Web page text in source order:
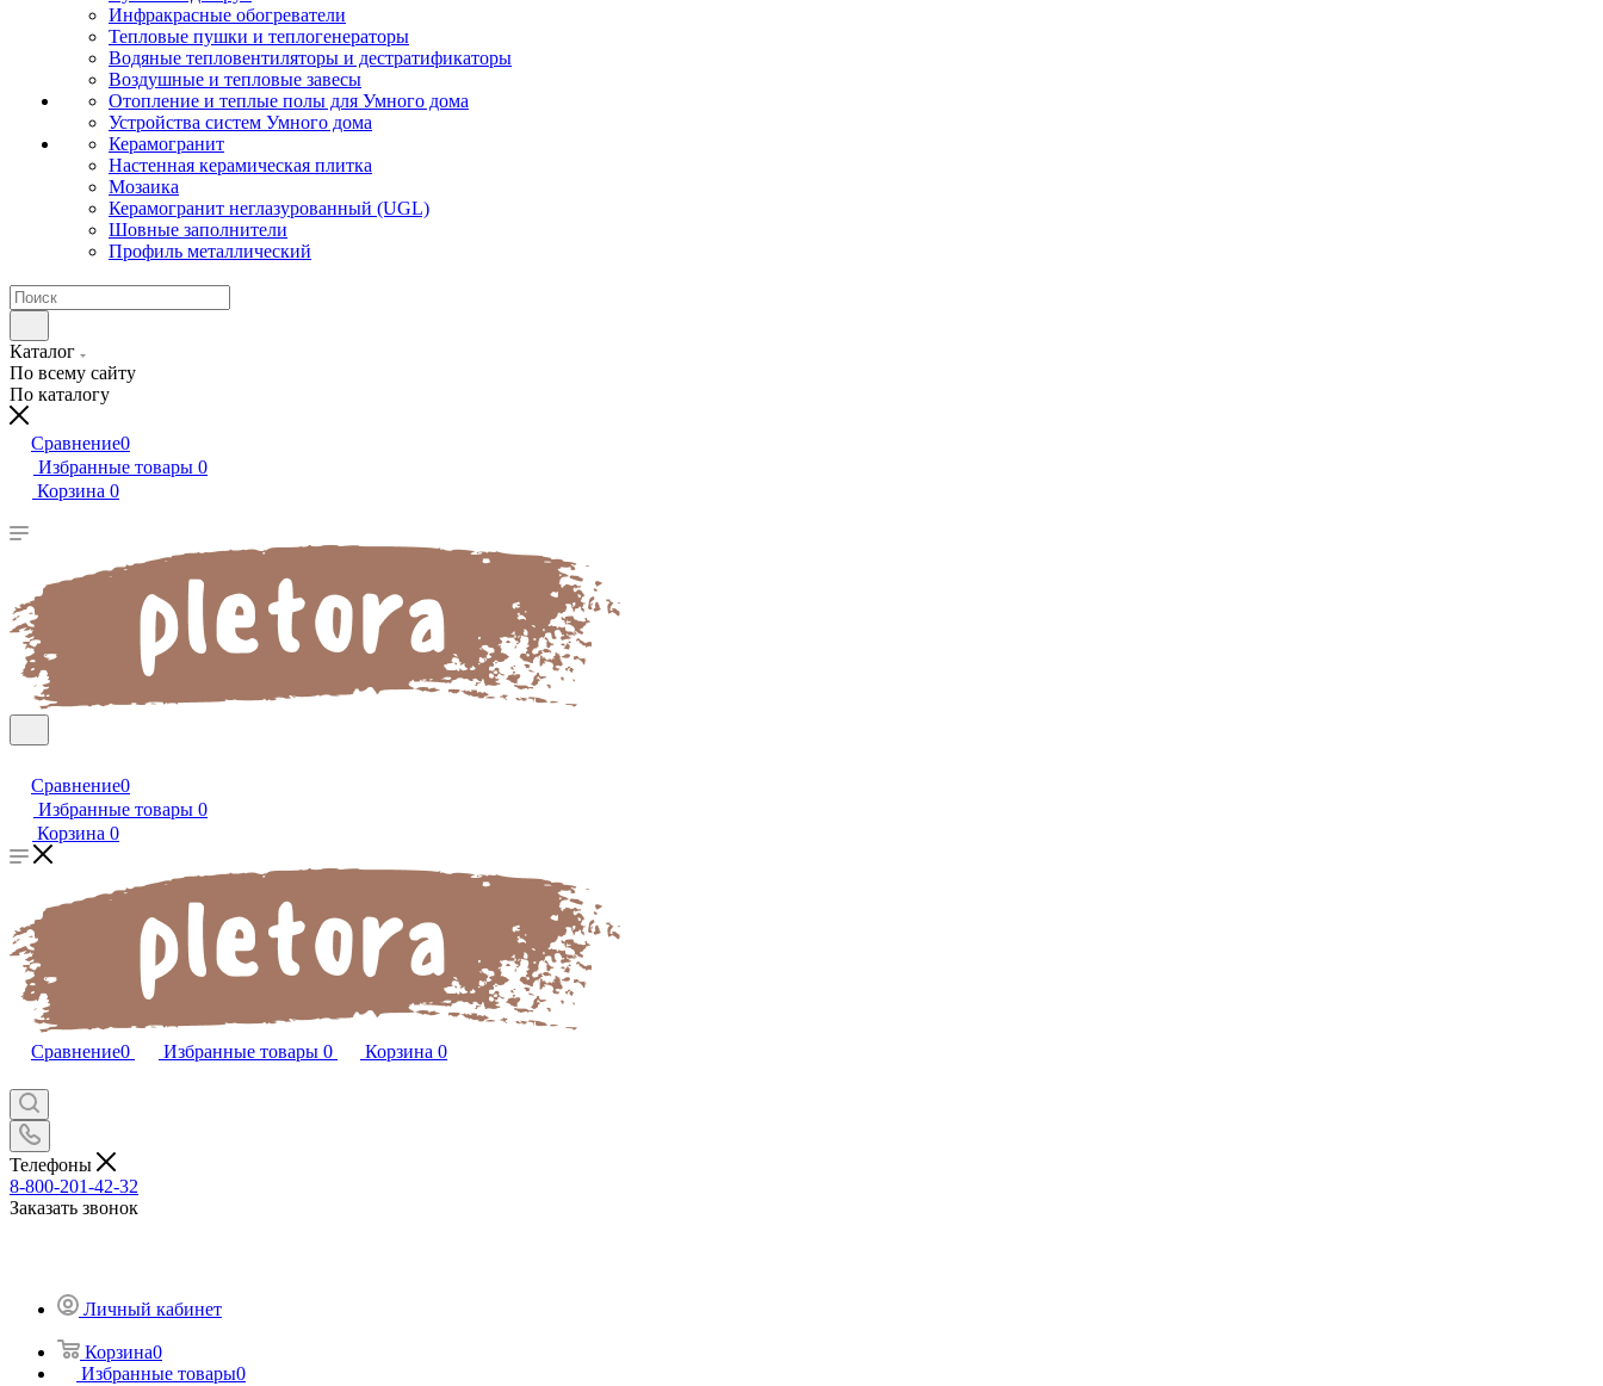
Инфракрасные обогреватели
Тепловые пушки и теплогенераторы
Водяные тепловентиляторы и дестратификаторы
Воздушные и тепловые завесы
Отопление и теплые полы для Умного дома
Устройства систем Умного дома
Керамогранит
Настенная керамическая плитка
Мозаика
Керамогранит неглазурованный (UGL)
Шовные заполнители
Профиль металлический
Каталог
По всему сайту
По каталогу
Сравнение0
Избранные товары 0
Корзина 0
Сравнение0
Избранные товары 0
Корзина 0
Сравнение0 Избранные товары 0 Корзина 0
Телефоны
8-800-201-42-32
Заказать звонок
Личный кабинет
Корзина0
Избранные товары0